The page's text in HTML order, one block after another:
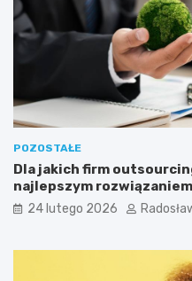
POZOSTAŁE
Dla jakich firm
najlepszym rozwiązaniem
24 lutego 2026